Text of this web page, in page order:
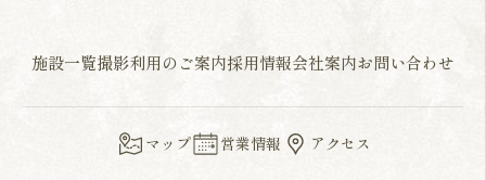
施設一覧撮影利用のご案内採用情報会社案内お問い合わせ
マップ 営業情報 アクセス